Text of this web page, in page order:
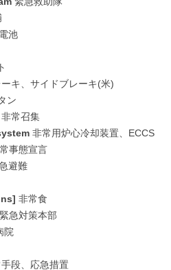
池
キ、サイドブレーキ(米)
ン
常召集
非常用炉心冷却装置、ECCS
事態宣言
避難
非常食
緊急対策本部
院
段、応急措置